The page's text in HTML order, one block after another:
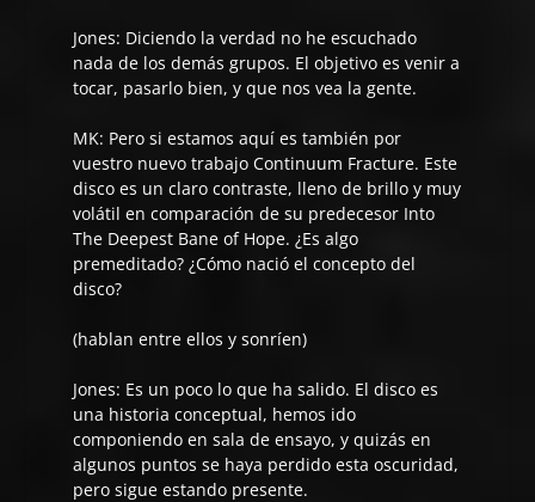
Jones: Diciendo la verdad no he escuchado
nada de los demás grupos. El objetivo es venir a
tocar, pasarlo bien, y que nos vea la gente.
MK: Pero si estamos aquí es también por
vuestro nuevo trabajoContinuum Fracture. Este
disco es un claro contraste, lleno de brillo y muy
volátil en comparación de su predecesor Into
The Deepest Bane of Hope. ¿Es algo
premeditado? ¿Cómo nació el concepto del
disco?
(hablan entre ellos y sonríen)
Jones: Es un poco lo que ha salido. El disco es
una historia conceptual, hemos ido
componiendo en sala de ensayo, y quizás en
algunos puntos se haya perdido esta oscuridad,
pero sigue estando presente.